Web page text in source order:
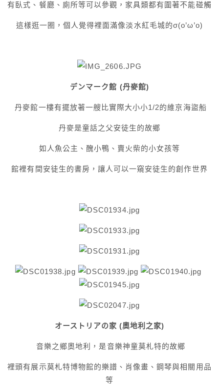
有臥式、餐廳、廁所等可以參觀，家具類都有圍著不能碰觸
這樣逛一圈，個人覺得裡面滿像淡水紅毛城的σ(o’ω’o)
デンマーク館 (丹麥館)
丹麥館一樓有擺放著一艘比實際大小小1/2的維京海盜船
丹麥是童話之父安徒生的故鄉
如人魚公主、醜小鴨、賣火柴的小女孩等
館裡有間安徒生的書房，讓人可以一窺安徒生的創作世界
オーストリアの家 (奧地利之家)
音樂之鄉奧地利，是音樂神童莫札特的故鄉
裡頭有展示莫札特博物館的樂譜、肖像畫、鋼琴與相關用品
等